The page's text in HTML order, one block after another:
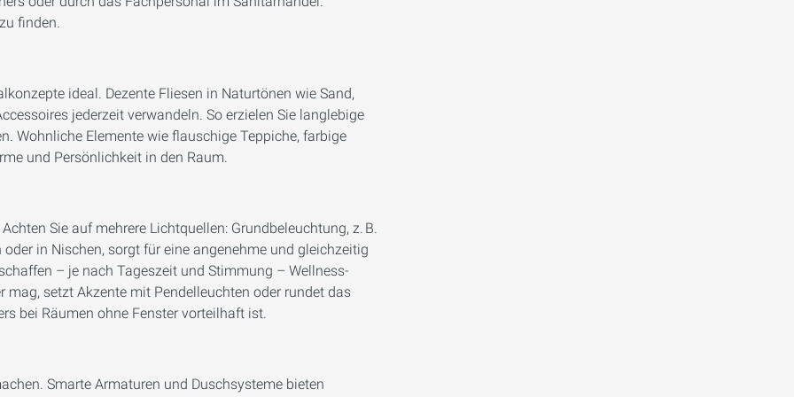
finden.
ideal. Dezente Fliesen in Naturtönen wie Sand,
jederzeit verwandeln. So erzielen Sie langlebige
Wohnliche Elemente wie flauschige Teppiche, farbige
und Persönlichkeit in den Raum.
Sie auf mehrere Lichtquellen: Grundbeleuchtung, z. B.
in Nischen, sorgt für eine angenehme und gleichzeitig
– je nach Tageszeit und Stimmung – Wellness-
setzt Akzente mit Pendelleuchten oder rundet das
bei Räumen ohne Fenster vorteilhaft ist.
Smarte Armaturen und Duschsysteme bieten